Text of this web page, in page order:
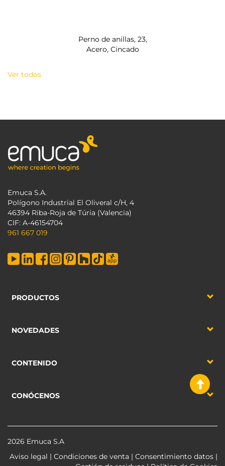
Perno de anillas, 23,
Acero, Cincado
Ver todos
Emuca S.A.
Polígono Industrial El Oliveral c/H, 4
46394 Riba-Roja de Túria (Valencia)
CIF: A-46154704
961 667 019
PRODUCTOS
NOVEDADES
CONTENIDO
CONÓCENOS
2026 Emuca S.A
Aviso legal | Condiciones de venta | Consentimiento datos |